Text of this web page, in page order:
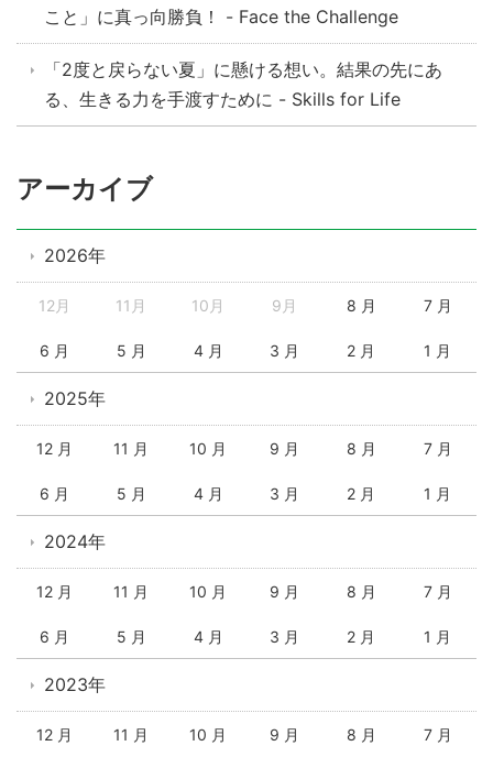
こと」に真っ向勝負！ - Face the Challenge
「2度と戻らない夏」に懸ける想い。結果の先にあ
る、生きる力を手渡すために - Skills for Life
アーカイブ
2026年
12月 11月 10月 9月 8 月 7 月
6 月 5 月 4 月 3 月 2 月 1 月
2025年
12 月 11 月 10 月 9 月 8 月 7 月
6 月 5 月 4 月 3 月 2 月 1 月
2024年
12 月 11 月 10 月 9 月 8 月 7 月
6 月 5 月 4 月 3 月 2 月 1 月
2023年
12 月 11 月 10 月 9 月 8 月 7 月